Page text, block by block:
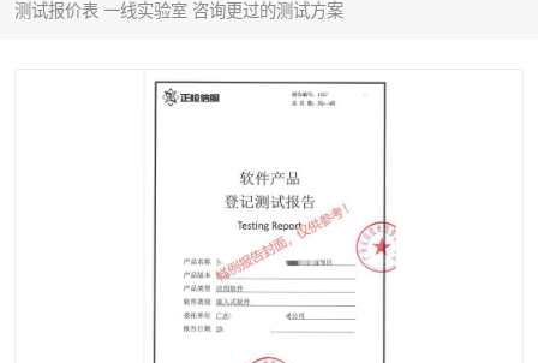
测试报价表 一线实验室 咨询更过的测试方案